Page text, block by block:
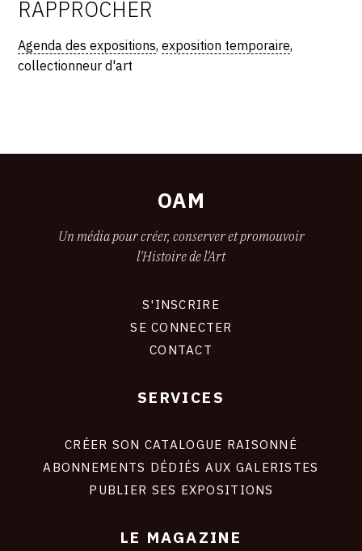
RAPPROCHER
Agenda des expositions,exposition temporaire,
collectionneur d'art
OAM
Un média pour créer, conserver et promouvoir
l'Histoire de l'Art
S'INSCRIRE
SE CONNECTER
CONTACT
SERVICES
CRÉER SON CATALOGUE RAISONNÉ
ABONNEMENTS DÉDIÉS AUX GALERISTES
PUBLIER SES EXPOSITIONS
LE MAGAZINE